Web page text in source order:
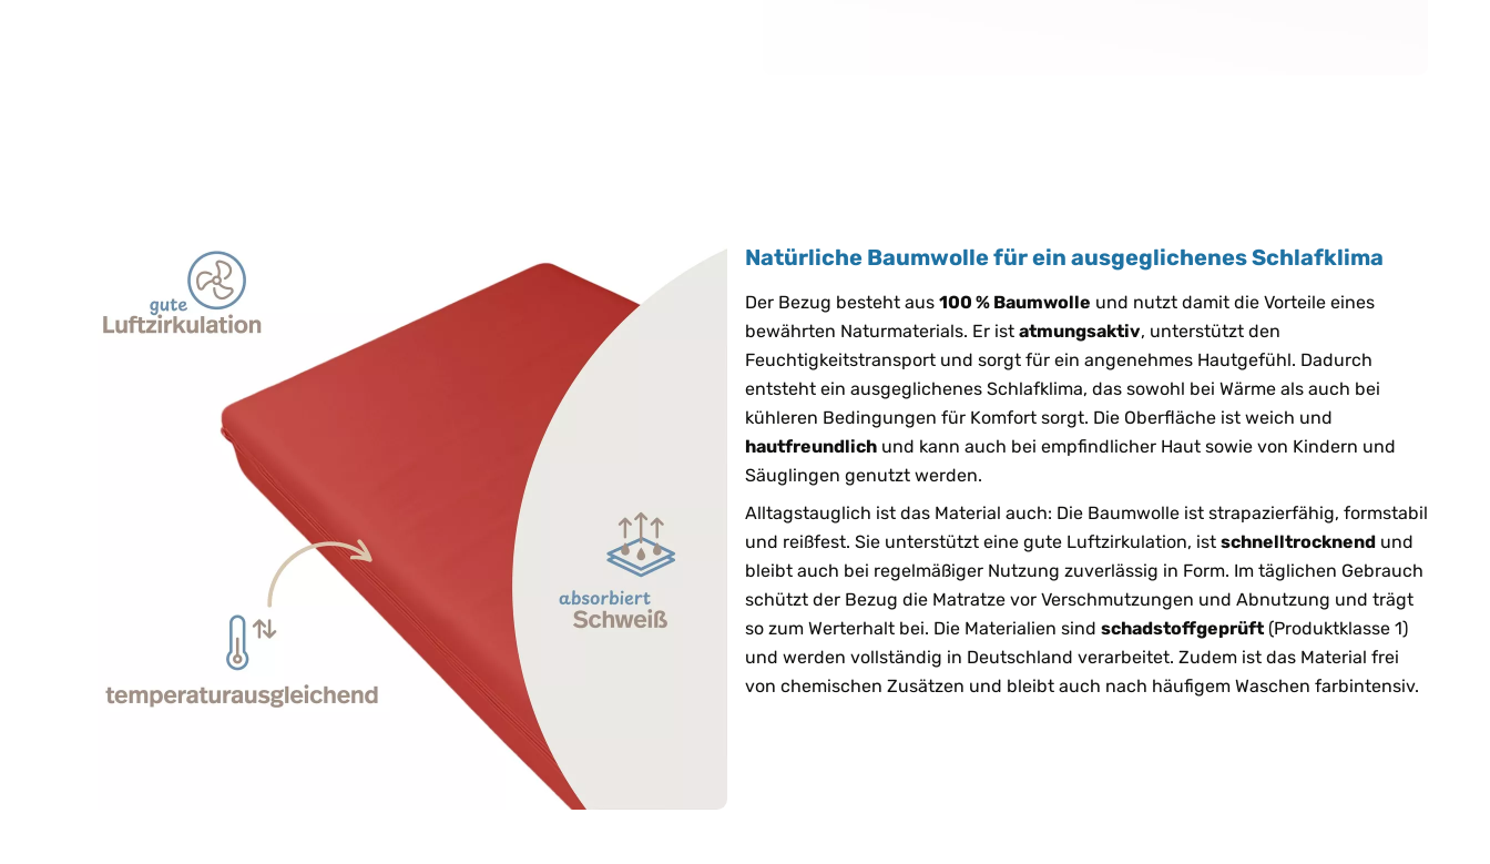
Natürliche Baumwolle für ein ausgeglichenes Schlafklima
Der Bezug besteht aus 100 % Baumwolle und nutzt damit die Vorteile eines
bewährten Naturmaterials. Er ist atmungsaktiv, unterstützt den
Feuchtigkeitstransport und sorgt für ein angenehmes Hautgefühl. Dadurch
entsteht ein ausgeglichenes Schlafklima, das sowohl bei Wärme als auch bei
kühleren Bedingungen für Komfort sorgt. Die Oberfläche ist weich und
hautfreundlich und kann auch bei empfindlicher Haut sowie von Kindern und
Säuglingen genutzt werden.
Alltagstauglich ist das Material auch: Die Baumwolle ist strapazierfähig, formstabil
und reißfest. Sie unterstützt eine gute Luftzirkulation, ist schnelltrocknend und
bleibt auch bei regelmäßiger Nutzung zuverlässig in Form. Im täglichen Gebrauch
schützt der Bezug die Matratze vor Verschmutzungen und Abnutzung und trägt
so zum Werterhalt bei. Die Materialien sind schadstoffgeprüft (Produktklasse 1)
und werden vollständig in Deutschland verarbeitet. Zudem ist das Material frei
von chemischen Zusätzen und bleibt auch nach häufigem Waschen farbintensiv.